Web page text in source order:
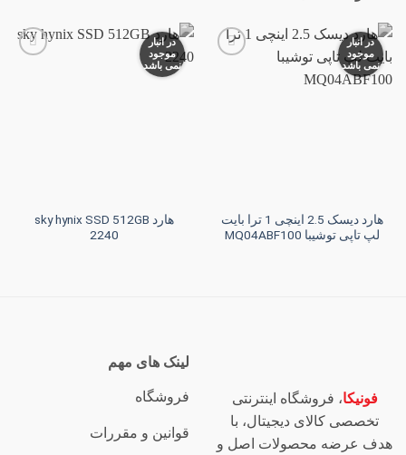
در انبار
موجود
نمی باشد
هارد دیسک 2.5 اینچی 1 ترا بایت
لپ تاپی توشیبا MQ04ABF100
در انبار
موجود
نمی باشد
هارد sky hynix SSD 512GB
2240
فونیکا، فروشگاه اینترنتی
تخصصی کالای دیجیتال، با
هدف عرضه محصولات اصل و
لینک های مهم
فروشگاه
قوانین و مقررات